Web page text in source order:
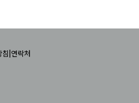
|연락처